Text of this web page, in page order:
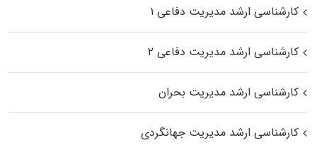
کارشناسی ارشد مدیریت دفاعی ۱
کارشناسی ارشد مدیریت دفاعی ۲
کارشناسی ارشد مدیریت بحران
کارشناسی ارشد مدیریت جهانگردی